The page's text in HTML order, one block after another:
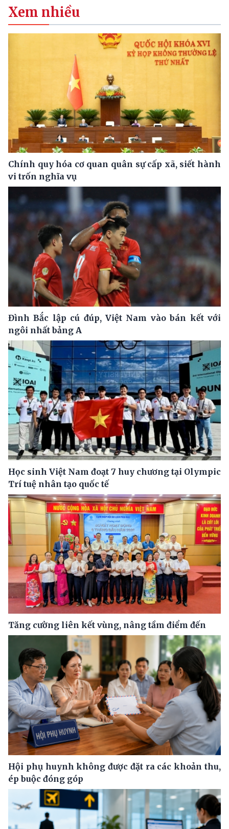
Xem nhiều
Chính quy hóa cơ quan quân sự cấp xã, siết hành
vi trốn nghĩa vụ
Đình Bắc lập cú đúp, Việt Nam vào bán kết với
ngôi nhất bảng A
Học sinh Việt Nam đoạt 7 huy chương tại Olympic
Trí tuệ nhân tạo quốc tế
Tăng cường liên kết vùng, nâng tầm điểm đến
Hội phụ huynh không được đặt ra các khoản thu,
ép buộc đóng góp